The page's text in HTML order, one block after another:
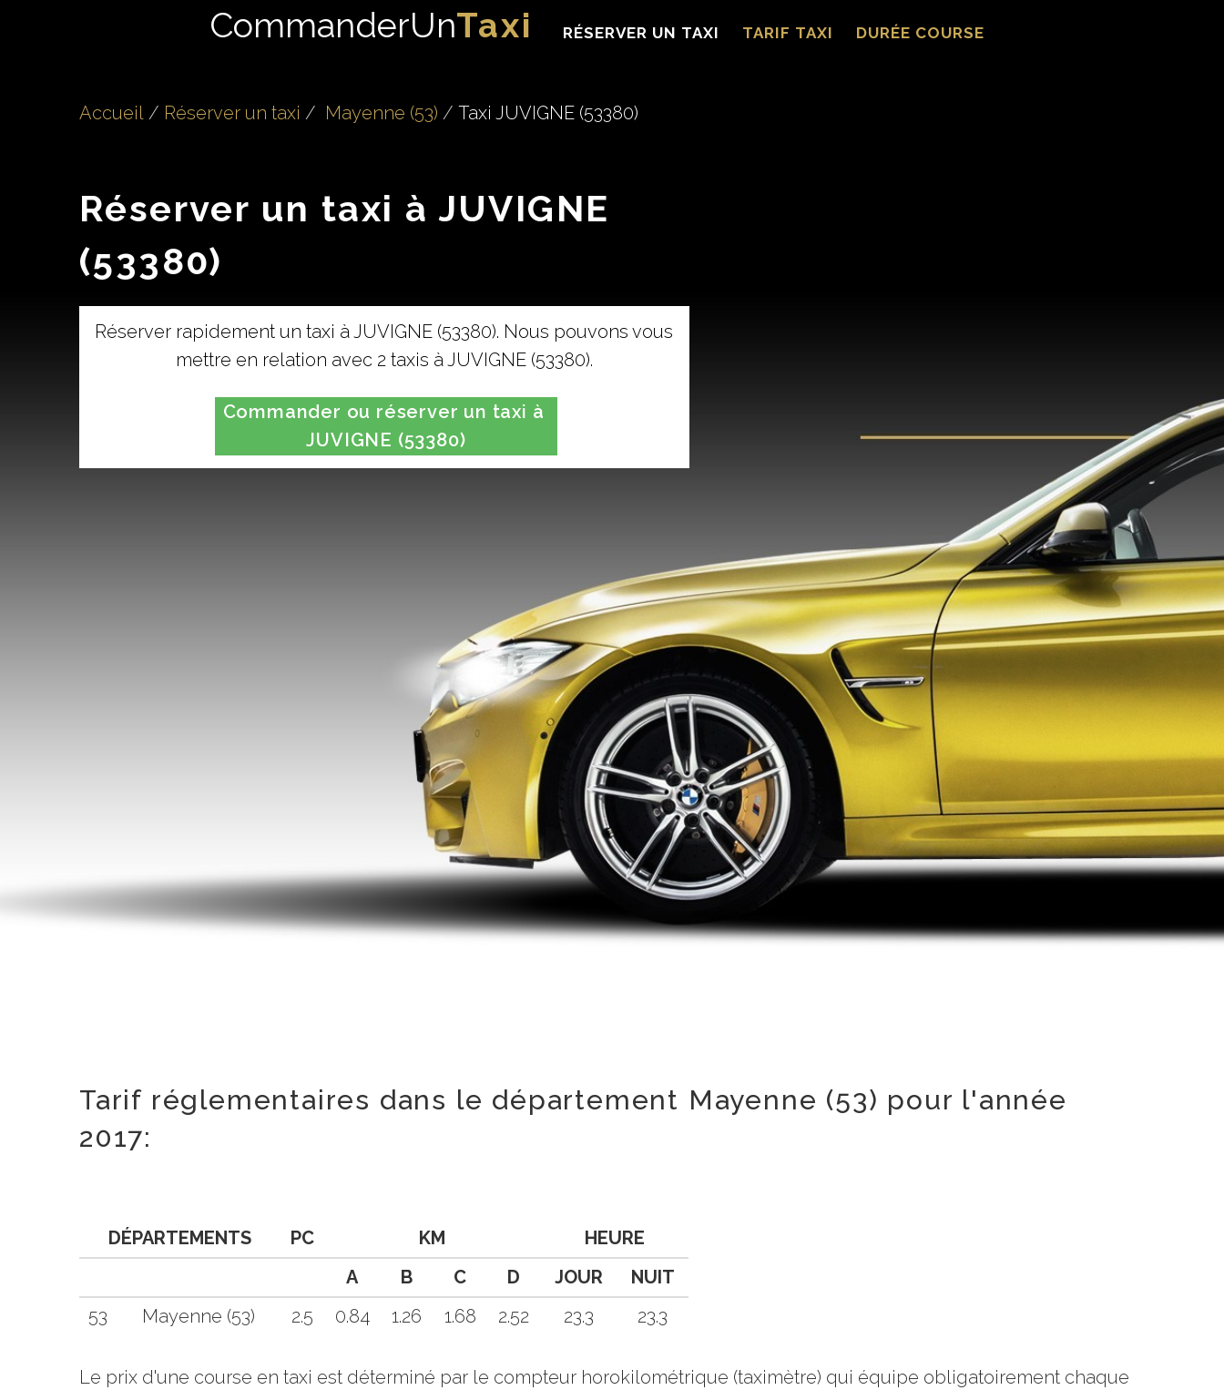
CommanderUnTaxi RÉSERVER UN TAXI TARIF TAXI DURÉE COURSE
Accueil Réserver un taxi Mayenne (53) Taxi JUVIGNE (53380)
Réserver un taxi à JUVIGNE
(53380)
Réserver rapidement un taxi à JUVIGNE (53380). Nous pouvons vous
mettre en relation avec 2 taxis à JUVIGNE (53380).
Commander ou réserver un taxi à
JUVIGNE (53380)
Tarif réglementaires dans le département Mayenne (53) pour l'année
2017:
DÉPARTEMENTS PC KM
HEURE
A
B C D JOUR
NUIT
53
Mayenne (53) 2.5 0.84 1.26 1.68 2.52 23.3 23.3
Le prix d'une course en taxi est déterminé par le compteur horokilométrique (taximètre) qui équipe obligatoirement chaque